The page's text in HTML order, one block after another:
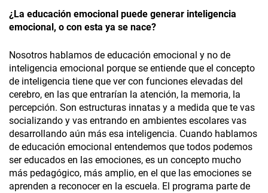
¿La educación emocional puede generar inteligencia
emocional, o con esta ya se nace?
Nosotros hablamos de educación emocional y no de
inteligencia emocional porque se entiende que el concepto
de inteligencia tiene que ver con funciones elevadas del
cerebro, en las que entrarían la atención, la memoria, la
percepción. Son estructuras innatas y a medida que te vas
socializando y vas entrando en ambientes escolares vas
desarrollando aún más esa inteligencia. Cuando hablamos
de educación emocional entendemos que todos podemos
ser educados en las emociones, es un concepto mucho
más pedagógico, más amplio, en el que las emociones se
aprenden a reconocer en la escuela. El programa parte de